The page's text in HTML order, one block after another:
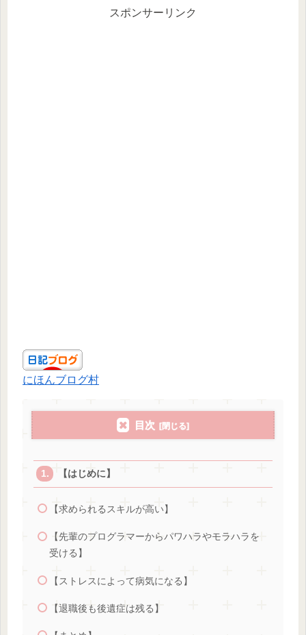
スポンサーリンク
にほんブログ村
目次
【はじめに】
【求められるスキルが高い】
【先輩のプログラマーからパワハラやモラハラを
受ける】
【ストレスによって病気になる】
【退職後も後遺症は残る】